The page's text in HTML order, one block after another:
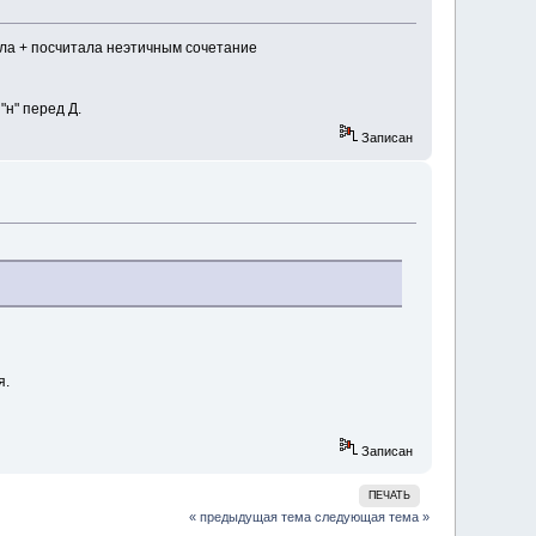
+ посчитала неэтичным сочетание
перед Д.
Записан
Записан
ПЕЧАТЬ
« предыдущая тема следующая тема »